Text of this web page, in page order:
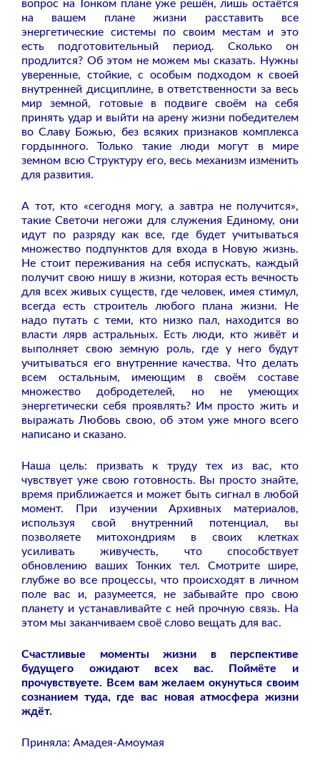
вопрос на Тонком плане уже решён, лишь остаётся
на вашем плане жизни расставить все
энергетические системы по своим местам и это
есть подготовительный период. Сколько он
продлится? Об этом не можем мы сказать. Нужны
уверенные, стойкие, с особым подходом к своей
внутренней дисциплине, в ответственности за весь
мир земной, готовые в подвиге своём на себя
принять удар и выйти на арену жизни победителем
во Славу Божью, без всяких признаков комплекса
гордынного. Только такие люди могут в мире
земном всю Структуру его, весь механизм изменить
для развития.
А тот, кто «сегодня могу, а завтра не получится»,
такие Светочи негожи для служения Единому, они
идут по разряду как все, где будет учитываться
множество подпунктов для входа в Новую жизнь.
Не стоит переживания на себя испускать, каждый
получит свою нишу в жизни, которая есть вечность
для всех живых существ, где человек, имея стимул,
всегда есть строитель любого плана жизни. Не
надо путать с теми, кто низко пал, находится во
власти лярв астральных. Есть люди, кто живёт и
выполняет свою земную роль, где у него будут
учитываться его внутренние качества. Что делать
всем остальным, имеющим в своём составе
множество добродетелей, но не умеющих
энергетически себя проявлять? Им просто жить и
выражать Любовь свою, об этом уже много всего
написано и сказано.
Наша цель: призвать к труду тех из вас, кто
чувствует уже свою готовность. Вы просто знайте,
время приближается и может быть сигнал в любой
момент. При изучении Архивных материалов,
используя свой внутренний потенциал, вы
позволяете митохондриям в своих клетках
усиливать живучесть, что способствует
обновлению ваших Тонких тел. Смотрите шире,
глубже во все процессы, что происходят в личном
поле вас и, разумеется, не забывайте про свою
планету и устанавливайте с ней прочную связь.
На
этом мы заканчиваем своё слово вещать для вас.
Счастливые моменты жизни в перспективе
будущего ожидают всех вас. Поймёте и
прочувствуете. Всем вам желаем окунуться своим
сознанием туда, где вас новая атмосфера жизни
ждёт.
Приняла: Амадея-Амоумая